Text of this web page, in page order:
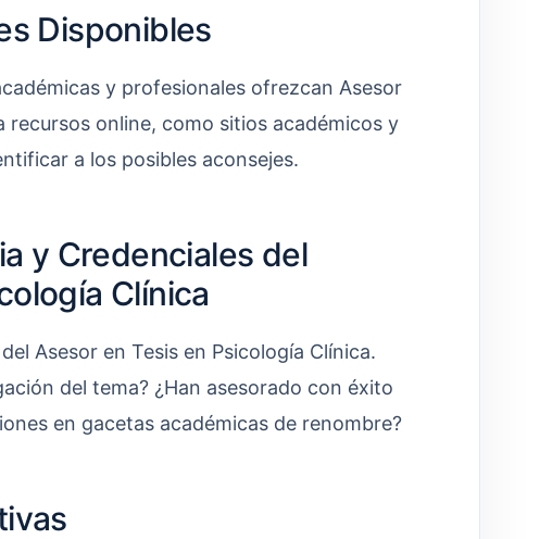
Disponibles
y profesionales ofrezcan Asesor
recursos online, como sitios académicos y
a los posibles aconsejes.
y Credenciales del
Clínica
Asesor en Tesis en Psicología Clínica.
del tema? ¿Han asesorado con éxito
en gacetas académicas de renombre?